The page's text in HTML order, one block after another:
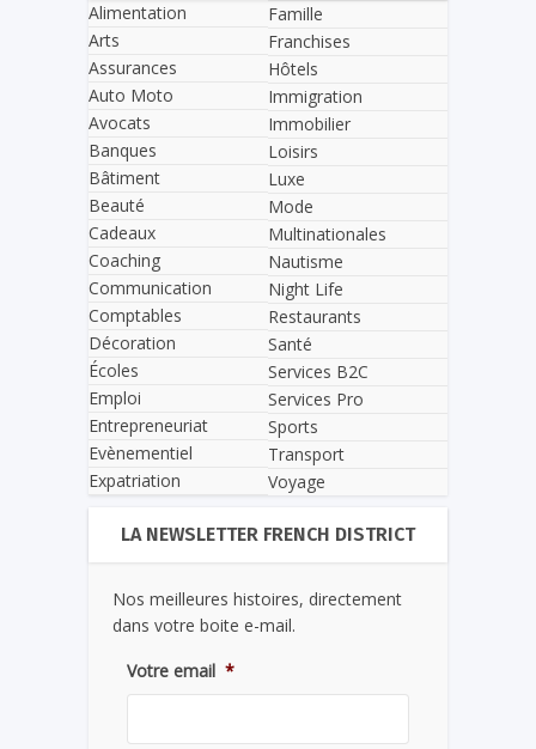
Alimentation
Arts
Assurances
Auto Moto
Avocats
Banques
Bâtiment
Beauté
Cadeaux
Coaching
Communication
Comptables
Décoration
Écoles
Emploi
Entrepreneuriat
Evènementiel
Expatriation
Famille
Franchises
Hôtels
Immigration
Immobilier
Loisirs
Luxe
Mode
Multinationales
Nautisme
Night Life
Restaurants
Santé
Services B2C
Services Pro
Sports
Transport
Voyage
LA NEWSLETTER FRENCH DISTRICT
Nos meilleures histoires, directement
dans votre boite e-mail.
Votre email *